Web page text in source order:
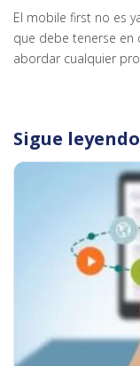
El mobile first no es
que debe tenerse en
abordar cualquier
Sigue leyendo